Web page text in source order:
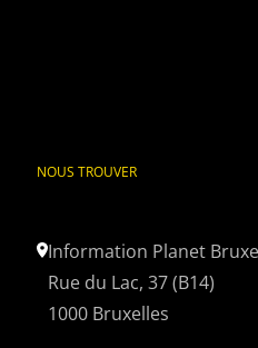
NOUS TROUVER
Information Planet
Rue du Lac, 37 (B14)
1000 Bruxelles